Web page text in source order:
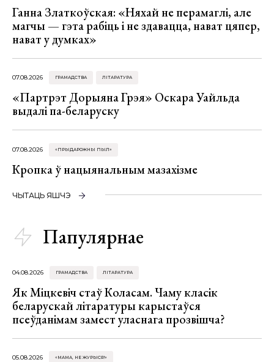
Ганна Златкоўская: «Няхай не перамаглі, але
магчы — гэта рабіць і не здавацца, нават цяпер,
нават у думках»
07.08.2026 ГРАМАДСТВА ЛІТАРАТУРА
«Партрэт Дорыяна Грэя» Оскара Уайльда
выдалі па-беларуску
07.08.2026 «ПРЫДАРОЖНЫ ПЫЛ»
Кропка ў нацыянальным мазахізме
ЧЫТАЦЬ ЯШЧЭ
Папулярнае
04.08.2026 ГРАМАДСТВА ЛІТАРАТУРА
Як Міцкевіч стаў Коласам. Чаму класік
беларускай літаратуры карыстаўся
псеўданімам замест уласнага прозвішча?
05.08.2026 «МАМА, НЕ ЖУРЫСЯ!»